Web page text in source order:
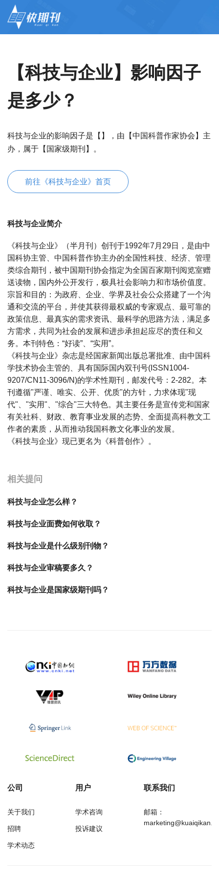
【科技与企业】影响因子
是多少？
科技与企业的影响因子是【】，由【中国科普作家协会】主
办，属于【国家级期刊】。
前往《科技与企业》首页
科技与企业简介
《科技与企业》（半月刊）创刊于1992年7月29日，是由中
国科协主管、中国科普作协主办的全国性科技、经济、管理
类综合期刊，被中国期刊协会指定为全国百家期刊阅览室赠
送读物，国内外公开发行，极具社会影响力和市场价值度。
宗旨和目的：为政府、企业、学界及社会公众搭建了一个沟
通和交流的平台，并使其获得最权威的专家观点、最可靠的
政策信息、最真实的需求资讯、最科学的思路方法，满足多
方需求，共同为社会的发展和进步承担起应尽的责任和义
务。本刊特色：“好读”、“实用”。
《科技与企业》杂志是经国家新闻出版总署批准、由中国科
学技术协会主管的、具有国际国内双刊号(ISSN1004-
9207/CN11-3096/N)的学术性期刊，邮发代号：2-282。本
刊遵循"严谨、唯实、公开、优质"的方针，力求体现"现
代"、"实用"、"综合"三大特色。其主要任务是宣传党和国家
有关社科、财政、教育事业发展的态势、全面提高科教文工
作者的素质，从而推动我国科教文化事业的发展。
《科技与企业》现已更名为《科普创作》。
相关提问
科技与企业怎么样？
科技与企业面费如何收取？
科技与企业是什么级别刊物？
科技与企业审稿要多久？
科技与企业是国家级期刊吗？
公司
关于我们
招聘
学术动态
用户
学术咨询
投诉建议
联系我们
邮箱：